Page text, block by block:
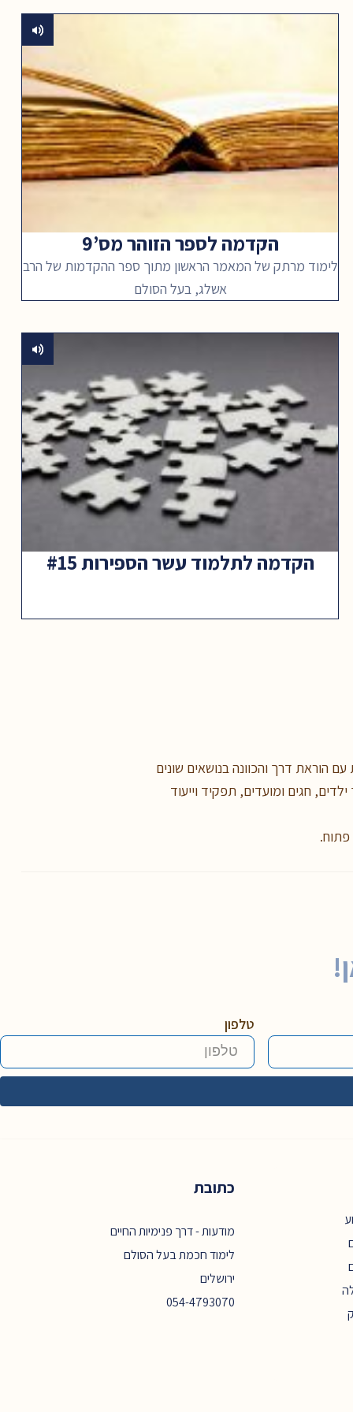
הקדמה לספר הזוהר מס’9
לימוד מרתק של המאמר הראשון מתוך ספר ההקדמות של הרב
אשלג, בעל הסולם
הקדמה לתלמוד עשר הספירות #15
הוראת דרך והכוונה בנושאים שונים
חגים ומועדים, תפקיד וייעוד
פתוח.
טלפון
כתובת
מודעות - דרך פנימיות החיים
לימוד חכמת בעל הסולם
ירושלים
054-4793070